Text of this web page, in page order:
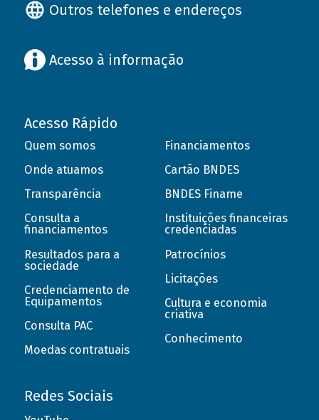
Outros telefones e endereços
Acesso à informação
Acesso Rápido
Quem somos
Onde atuamos
Transparência
Consulta a
financiamentos
Resultados para a
sociedade
Credenciamento de
Equipamentos
Consulta PAC
Moedas contratuais
Financiamentos
Cartão BNDES
BNDES Finame
Instituições financeiras
credenciadas
Patrocínios
Licitações
Cultura e economia
criativa
Conhecimento
Redes Sociais